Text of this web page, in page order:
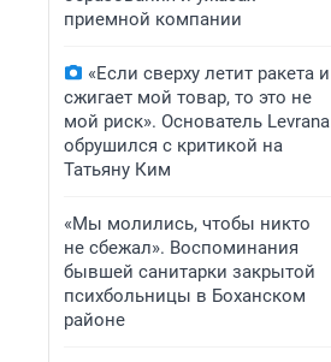
приемной компании
«Если сверху летит ракета и
сжигает мой товар, то это не
мой риск». Основатель Levrana
обрушился с критикой на
Татьяну Ким
«Мы молились, чтобы никто
не сбежал». Воспоминания
бывшей санитарки закрытой
психбольницы в Боханском
районе